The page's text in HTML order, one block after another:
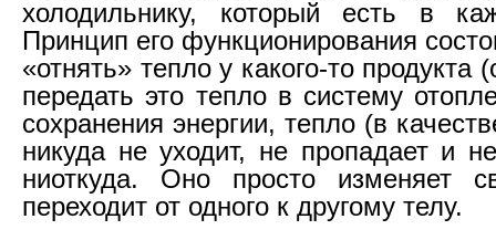
холодильнику, который есть в
Принцип его функционирования
«отнять» тепло у какого-то продукта
передать это тепло в систему
сохранения энергии, тепло (в
никуда не уходит, не пропадает и
ниоткуда. Оно просто изменяет
переходит от одного к другому телу.